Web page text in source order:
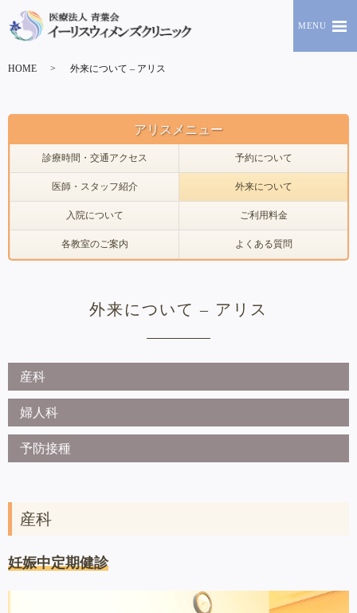
MENU
HOME 外来について – アリス
アリスメニュー
診療時間・交通アクセス 予約について
医師・スタッフ紹介 外来について
入院について ご利用料金
各教室のご案内 よくある質問
外来について – アリス
産科
婦人科
予防接種
産科
妊娠中定期健診